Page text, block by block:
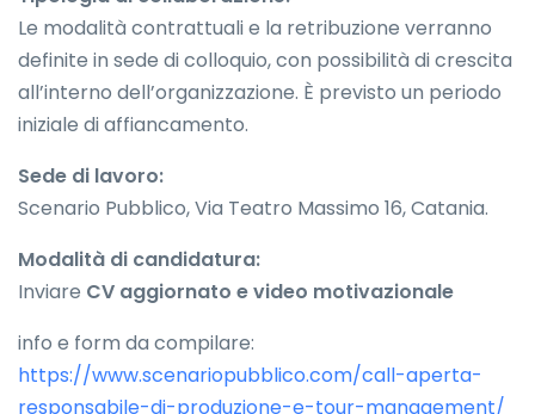
Le modalità contrattuali e la retribuzione verranno
definite in sede di colloquio, con possibilità di crescita
all’interno dell’organizzazione. È previsto un periodo
iniziale di affiancamento.
Sede di lavoro:
Scenario Pubblico, Via Teatro Massimo 16, Catania.
Modalità di candidatura:
Inviare CV aggiornato e video motivazionale
info e form da compilare:
https://www.scenariopubblico.com/call-aperta-
responsabile-di-produzione-e-tour-management/